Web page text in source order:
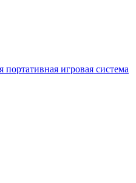
портативная игровая система